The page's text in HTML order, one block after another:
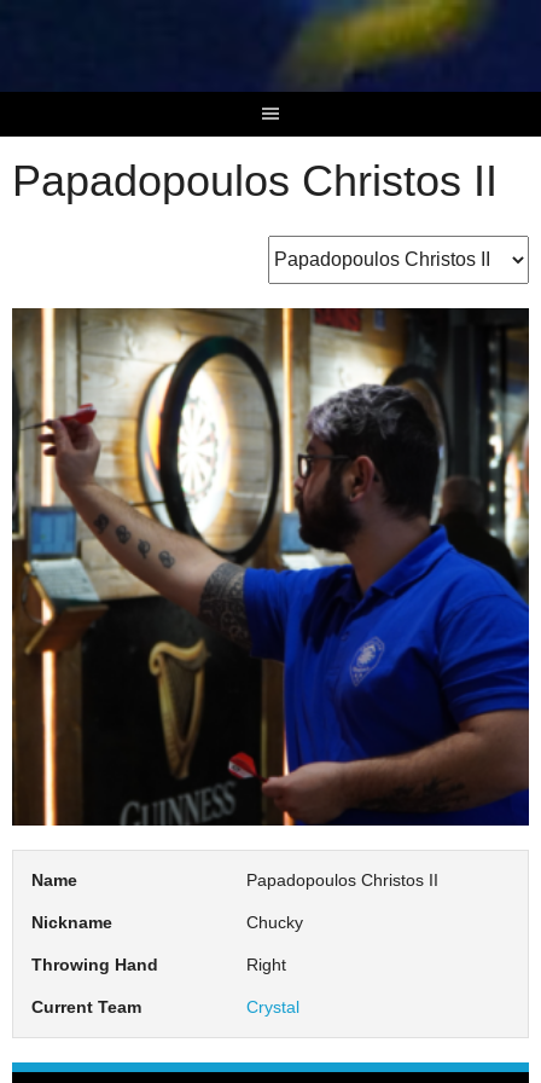
Papadopoulos Christos II
Name Papadopoulos Christos II
Nickname Chucky
Throwing Hand Right
Current Team Crystal